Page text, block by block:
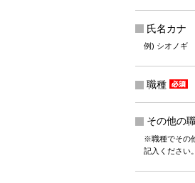
氏名カナ
例) シオノギ
職種
その他の
※職種でその
記入ください。